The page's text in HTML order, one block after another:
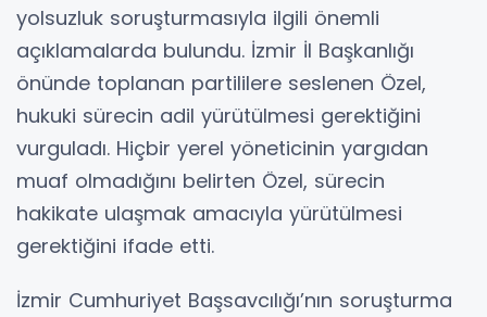
yolsuzluk soruşturmasıyla ilgili önemli
açıklamalarda bulundu. İzmir İl Başkanlığı
önünde toplanan partililere seslenen Özel,
hukuki sürecin adil yürütülmesi gerektiğini
vurguladı. Hiçbir yerel yöneticinin yargıdan
muaf olmadığını belirten Özel, sürecin
hakikate ulaşmak amacıyla yürütülmesi
gerektiğini ifade etti.
İzmir Cumhuriyet Başsavcılığı’nın soruşturma